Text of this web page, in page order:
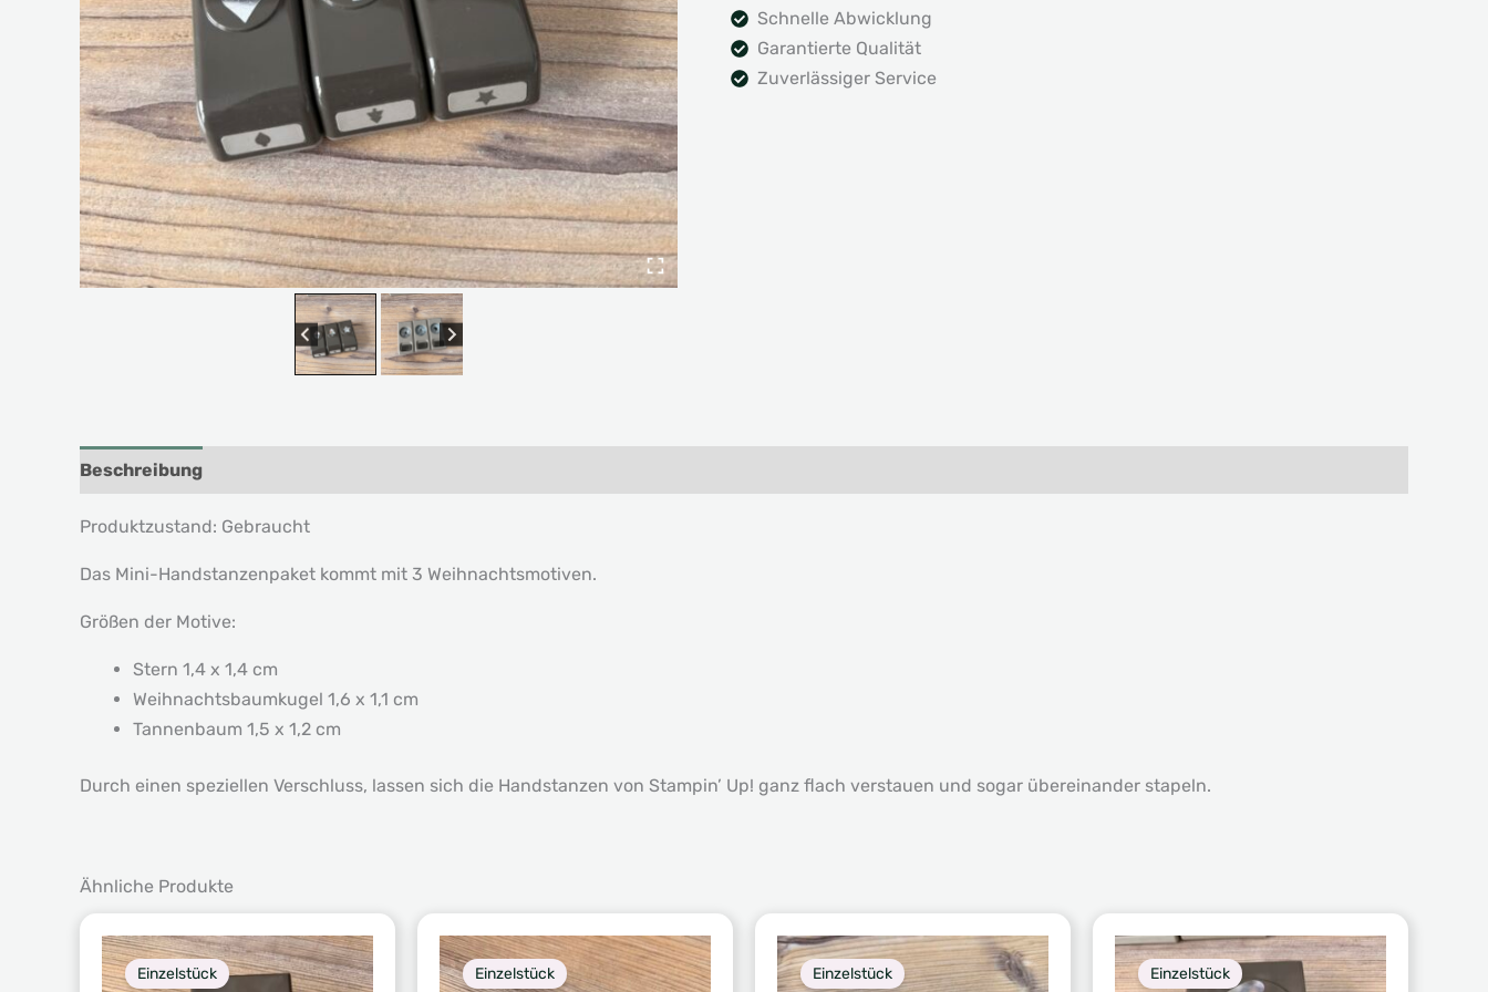
Schnelle Abwicklung
Garantierte Qualität
Zuverlässiger Service
Beschreibung
Produktzustand: Gebraucht
Das Mini-Handstanzenpaket kommt mit 3 Weihnachtsmotiven.
Größen der Motive:
Stern 1,4 x 1,4 cm
Weihnachtsbaumkugel 1,6 x 1,1 cm
Tannenbaum 1,5 x 1,2 cm
Durch einen speziellen Verschluss, lassen sich die Handstanzen von Stampin’ Up! ganz flach verstauen und sogar übereinander stapeln.
Ähnliche Produkte
Einzelstück Einzelstück Einzelstück Einzelstück